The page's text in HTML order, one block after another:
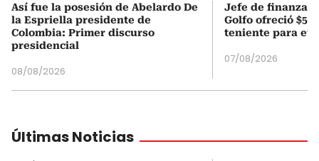
Así fue la posesión de Abelardo De
la Espriella presidente de
Colombia: Primer discurso
presidencial
08/08/2026
Jefe de finanzas
Golfo ofreció
teniente para
07/08/2026
Últimas Noticias